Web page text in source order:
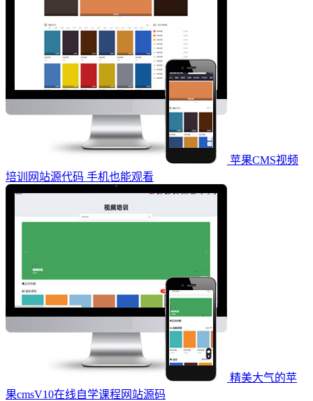
苹果CMS视频
培训网站源代码 手机也能观看
精美大气的苹
果cmsV10在线自学课程网站源码